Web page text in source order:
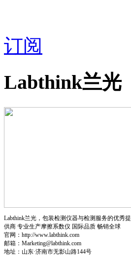
订阅
Labthink兰光
Labthink兰光，包装检测仪器与检测服务的优秀提
供商 专业生产摩擦系数仪 国际品质 畅销全球
官网：http://www.labthink.com
邮箱：Marketing@labthink.com
地址：山东·济南市无影山路144号